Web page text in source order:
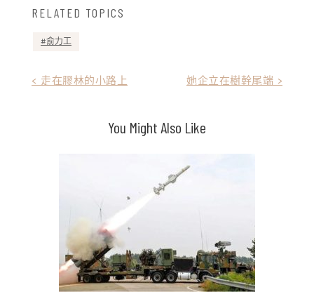
RELATED TOPICS
俞力工
< 走在膠林的小路上 她企立在樹幹尾端 >
You Might Also Like